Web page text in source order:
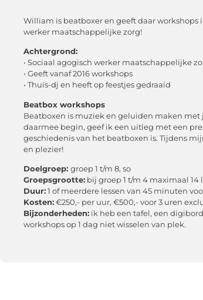
William is beatboxer en geeft daar workshops
werker maatschappelijke zorg!
Achtergrond:
• Sociaal agogisch werker maatschappelijke
• Geeft vanaf 2016 workshops
• Thuis-dj en heeft op feestjes gedraaid
Beatbox workshops
Beatboxen is muziek en geluiden maken
daarmee begin, geef ik een uitleg met een
geschiedenis van het beatboxen is. Tijdens
en plezier!
Doelgroep: groep 1 t/m 8, so
Groepsgrootte: bij groep 1 t/m 4 maximaal
Duur:1 of meerdere lessen van 45 minuten
Kosten:€250,- per uur, €500,- voor 3 uren
Bijzonderheden: ik heb een tafel, een
workshops op 1 dag niet wisselen van plek.